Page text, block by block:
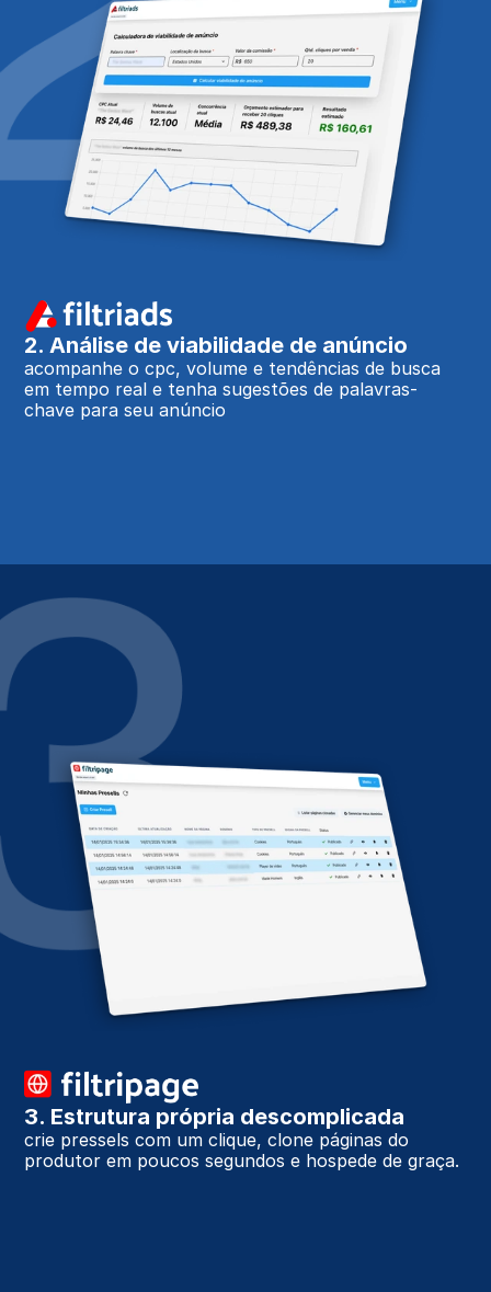
2. Análise de viabilidade de anúncio
acompanhe o cpc, volume e tendências de busca
em tempo real e tenha sugestões de palavras-
chave para seu anúncio
3. Estrutura própria descomplicada
crie pressels com um clique, clone páginas do
produtor em poucos segundos e hospede de graça.